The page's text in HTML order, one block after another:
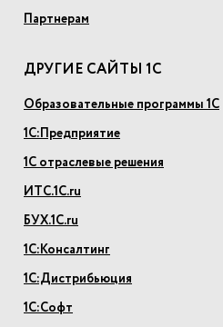
Партнерам
ДРУГИЕ САЙТЫ 1С
Образовательные программы 1С
1С:Предприятие
1С отраслевые решения
ИТС.1С.ru
БУХ.1С.ru
1С:Консалтинг
1С:Дистрибьюция
1С:Софт